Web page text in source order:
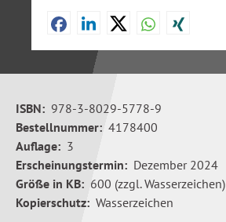
ISBN: 978-3-8029-5778-9
Bestellnummer: 4178400
Auflage: 3
Erscheinungstermin: Dezember 2024
Größe in KB: 600 (zzgl. Wasserzeichen)
Kopierschutz: Wasserzeichen